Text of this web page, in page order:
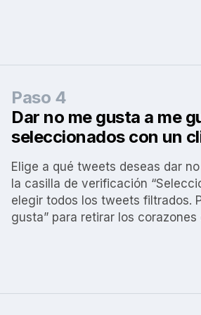
Paso 4
Dar no me gusta a me
seleccionados con un
Elige a qué tweets deseas dar
la casilla de verificación
elegir todos los tweets filtrados.
gusta” para retirar los